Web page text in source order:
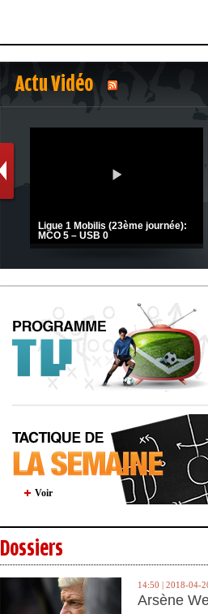
Actu Vidéo
1 2
Ligue 1 Mobilis (23ème journée):
MCO 5 – USB 0
Voir
Dossiers
14:50 | 2018-04-
Arsène